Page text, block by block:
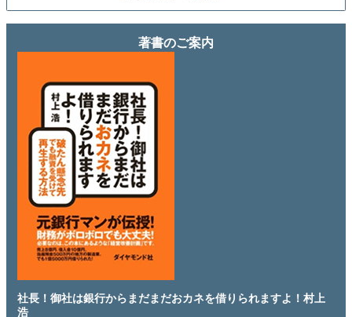
著書のご案内
社長！御社は銀行からまだまだおカネを借りられますよ！村上
浩